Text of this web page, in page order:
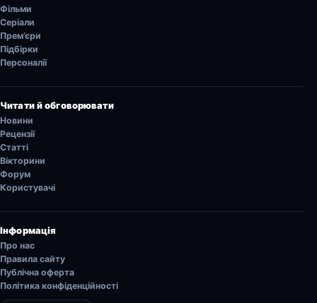
Фільми
Серіали
Прем’єри
Підбірки
Персоналії
Читати й обговорювати
Новини
Рецензії
Статті
Вікторини
Форум
Користувачі
Інформація
Про нас
Правила сайту
Публічна оферта
Політика конфіденційності